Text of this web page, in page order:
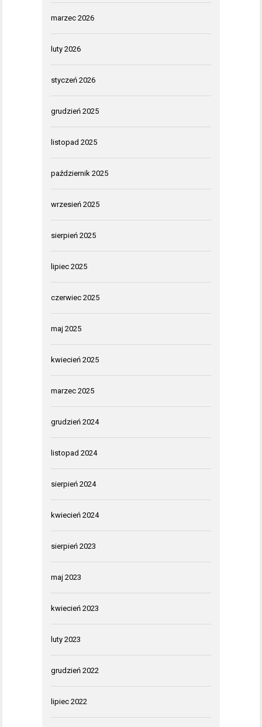
marzec 2026
luty 2026
styczeń 2026
grudzień 2025
listopad 2025
październik 2025
wrzesień 2025
sierpień 2025
lipiec 2025
czerwiec 2025
maj 2025
kwiecień 2025
marzec 2025
grudzień 2024
listopad 2024
sierpień 2024
kwiecień 2024
sierpień 2023
maj 2023
kwiecień 2023
luty 2023
grudzień 2022
lipiec 2022